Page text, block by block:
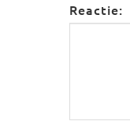
Reactie: